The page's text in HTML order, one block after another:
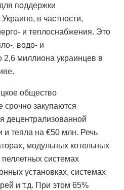
поддержки
в частности,
и теплоснабжения. Это
, водо- и
2,6 миллиона украинцев в
общество
срочно закупаются
децентрализованной
и тепла на €50 млн. Речь
модульных котельных
системах
установках, системах
и т.д. При этом 65%